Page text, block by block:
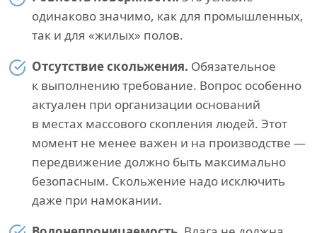
одинаково значимо, как для промышленных,
так и для «жилых» полов.
Отсутствие скольжения. Обязательное
к выполнению требование. Вопрос особенно
актуален при организации оснований
в местах массового скопления людей. Этот
момент не менее важен и на производстве —
передвижение должно быть максимально
безопасным. Скольжение надо исключить
даже при намокании.